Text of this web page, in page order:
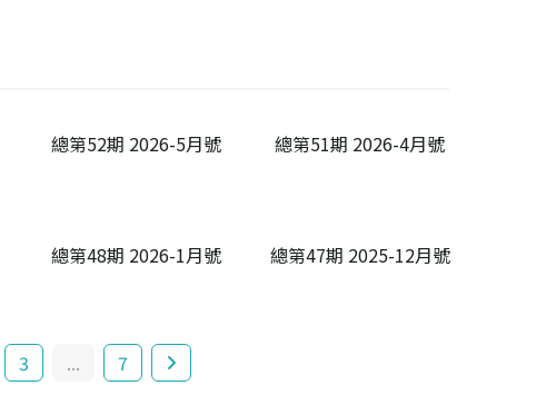
總第52期 2026-5月號 總第51期 2026-4月號
總第48期 2026-1月號 總第47期 2025-12月號
3 ... 7